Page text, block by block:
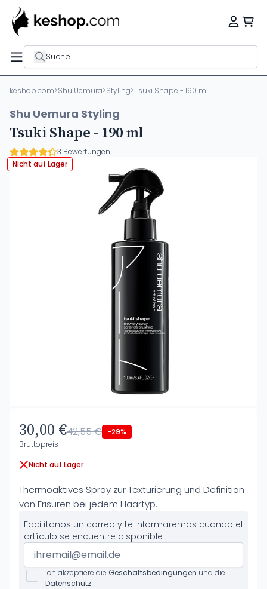
Suche
keshop.com>Shu Uemura>Styling>Tsuki Shape - 190 ml
Shu Uemura Styling
Tsuki Shape - 190 ml
3 Bewertungen
Nicht auf Lager
30,00 €42,55 € -29%
Bruttopreis
Nicht auf Lager
Thermoaktives Spray zur Texturierung und Definition
von Frisuren bei jedem Haartyp.
Facilítanos un correo y te informaremos cuando el
artículo se encuentre disponible
Ich akzeptiere die Geschäftsbedingungen und die
Datenschutz